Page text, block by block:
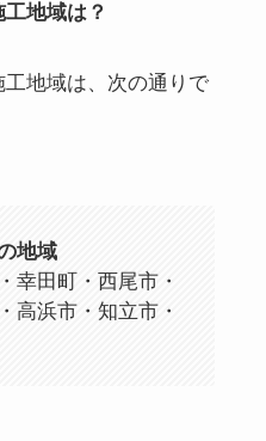
地域は？
地域は、次の通りで
地域
幸田町・西尾市・
高浜市・知立市・